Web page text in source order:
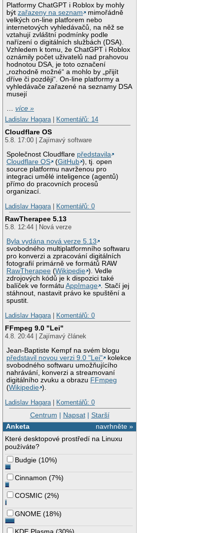
Platformy ChatGPT i Roblox by mohly
býtzařazeny na seznam
mimořádně
velkých on-line platforem nebo
internetových vyhledávačů, na něž se
vztahují zvláštní podmínky podle
nařízení o digitálních službách (DSA).
Vzhledem k tomu, že ChatGPT i Roblox
oznámily počet uživatelů nad prahovou
hodnotou DSA, je toto označení
„rozhodně možné“ a mohlo by „přijít
dříve či později“. On-line platformy a
vyhledávače zařazené na seznamy DSA
musejí
…více »
Ladislav Hagara | Komentářů: 14
Cloudflare OS
5.8. 17:00 | Zajímavý software
Společnost Cloudflare představila
Cloudflare OS
(GitHub ), tj. open
source platformu navrženou pro
integraci umělé inteligence (agentů)
přímo do pracovních procesů
organizací.
Ladislav Hagara | Komentářů: 0
RawTherapee 5.13
5.8. 12:44 | Nová verze
Byla vydána nová verze 5.13
svobodného multiplatformního softwaru
pro konverzi a zpracování digitálních
fotografií primárně ve formátů RAW
RawTherapee (Wikipedie ). Vedle
zdrojových kódů je k dispozici také
balíček ve formátuAppImage
. Stačí jej
stáhnout, nastavit právo ke spuštění a
spustit.
Ladislav Hagara | Komentářů: 0
FFmpeg 9.0 "Lei"
4.8. 20:44 | Zajímavý článek
Jean-Baptiste Kempf na svém blogu
představil novou verzi 9.0 "Lei"
kolekce
svobodného softwaru umožňujícího
nahrávání, konverzi a streamovaní
digitálního zvuku a obrazu FFmpeg
(Wikipedie ).
Ladislav Hagara | Komentářů: 0
Centrum | Napsat| Starší
navrhněte »
Anketa
Které desktopové prostředí na Linuxu
používáte?
Budgie (10%)
Cinnamon (7%)
COSMIC (2%)
GNOME (18%)